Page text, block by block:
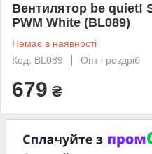
Вентилятор be quiet!
PWM White (BL089)
Немає в наявності
Код: BL089
Опт і роздріб
679 ₴